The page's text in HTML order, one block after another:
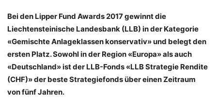
Bei den Lipper Fund Awards 2017 gewinnt die
Liechtensteinische Landesbank (LLB) in der Kategorie
«Gemischte Anlageklassen konservativ» und belegt den
ersten Platz. Sowohl in der Region «Europa» als auch
«Deutschland» ist der LLB-Fonds «LLB Strategie Rendite
(CHF)» der beste Strategiefonds über einen Zeitraum
von fünf Jahren.